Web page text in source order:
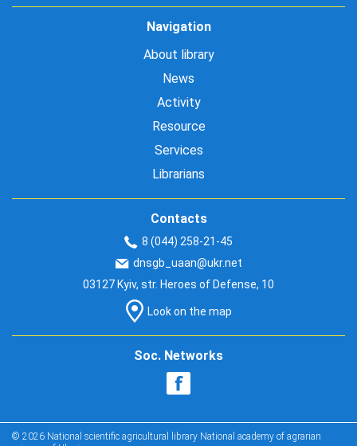
Navigation
About library
News
Activity
Resource
Services
Librarians
Contacts
8 (044) 258-21-45
dnsgb_uaan@ukr.net
03127 Kyiv, str. Heroes of Defense, 10
Look on the map
Soc. Networks
© 2026 National scientific agricultural library National academy of agrarian